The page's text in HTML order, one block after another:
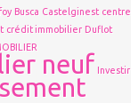
Busca Castelginest centre
crédit immobilier Duflot
neuf Investir